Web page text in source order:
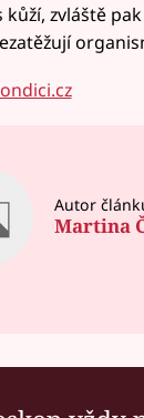
zvláště
Autor
Martina